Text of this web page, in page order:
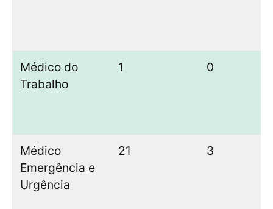
Médico do
Trabalho
1 0
Médico
Emergência e
Urgência
21 3